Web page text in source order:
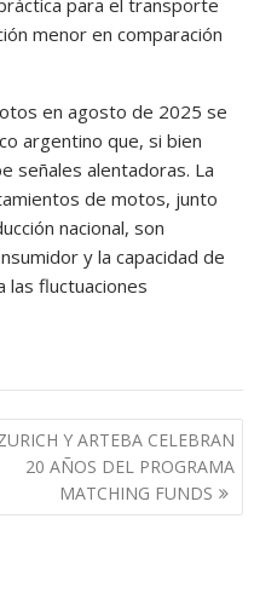
para el transporte
menor en comparación
en agosto de 2025 se
argentino que, si bien
señales alentadoras. La
de motos, junto
nacional, son
y la capacidad de
las fluctuaciones
Y ARTEBA CELEBRAN
20 AÑOS DEL PROGRAMA
MATCHING FUNDS